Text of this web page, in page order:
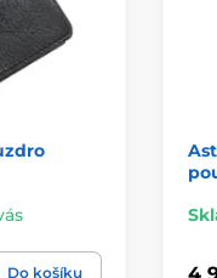
Do košíku